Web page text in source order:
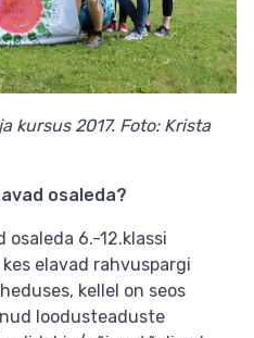
kursus 2017. Foto: Krista
osaleda?
osaleda 6.-12.klassi
elavad rahvuspargi
kellel on seos
loodusteaduste